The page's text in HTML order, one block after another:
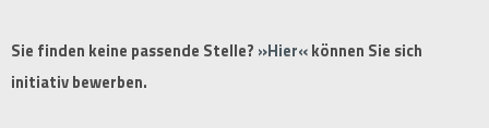
Sie finden keine passende Stelle? Hier
können Sie sich
initiativ bewerben.